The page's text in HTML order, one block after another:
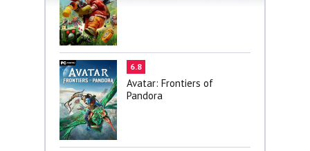
6.8
Avatar: Frontiers of
Pandora